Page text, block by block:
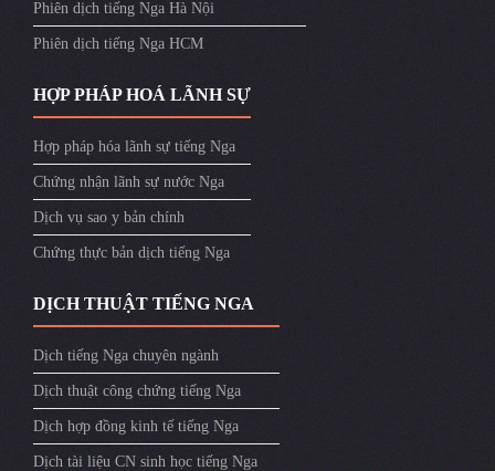
Phiên dịch tiếng Nga Hà Nội
Phiên dịch tiếng Nga HCM
HỢP PHÁP HOÁ LÃNH SỰ
Hợp pháp hóa lãnh sự tiếng Nga
Chứng nhận lãnh sự nước Nga
Dịch vụ sao y bản chính
Chứng thực bản dịch tiếng Nga
DỊCH THUẬT TIẾNG NGA
Dịch tiếng Nga chuyên ngành
Dịch thuật công chứng tiếng Nga
Dịch hợp đồng kinh tế tiếng Nga
Dịch tài liệu CN sinh học tiếng Nga